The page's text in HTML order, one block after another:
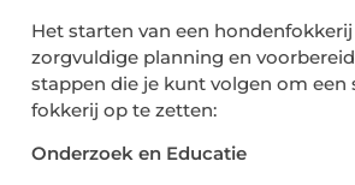
Het starten van een
zorgvuldige planning en
stappen die je kunt volgen om een
fokkerij op te zetten:
Onderzoek en Educatie